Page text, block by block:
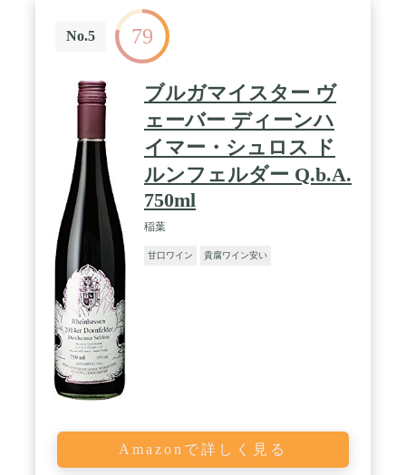
No.5 79
ブルガマイスター ヴ
ェーバー ディーンハ
イマー・シュロス ド
ルンフェルダー Q.b.A.
750ml
稲葉
甘口ワイン 貴腐ワイン安い
Amazonで詳しく見る